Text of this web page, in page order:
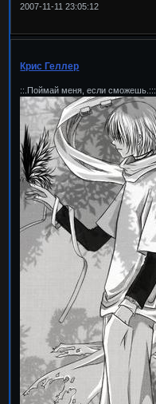
2007-11-11 23:05:12
Крис Геллер
::.Поймай меня, если сможешь.:::